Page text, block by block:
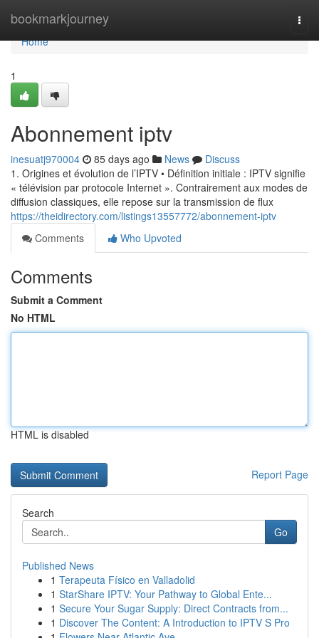
bookmarkjourney
Home
Home
1
Abonnement iptv
inesuatj970004 85 days ago News
Discuss
1. Origines et évolution de l’IPTV • Définition initiale : IPTV signifie
« télévision par protocole Internet ». Contrairement aux modes de
diffusion classiques, elle repose sur la transmission de flux
https://theidirectory.com/listings13557772/abonnement-iptv
Comments
Who Upvoted
Comments
Submit a Comment
No HTML
HTML is disabled
Report Page
Search
Go
Published News
1 Terapeuta Físico en Valladolid
1 StarShare IPTV: Your Pathway to Global Ente...
1 Secure Your Sugar Supply: Direct Contracts from...
1 Discover The Content: A Introduction to IPTV S Pro